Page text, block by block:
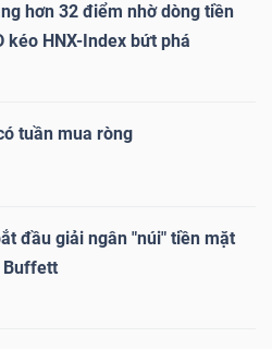
hơn 32 điểm nhờ dòng tiền
kéo HNX-Index bứt phá
tuần mua ròng
đầu giải ngân "núi" tiền mặt
Buffett